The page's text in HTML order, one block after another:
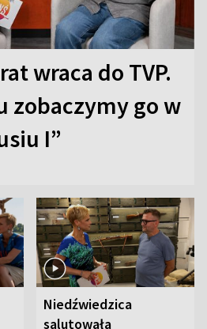
wraca do TVP.
zobaczymy go w
I”
Niedźwiedzica
salutowała